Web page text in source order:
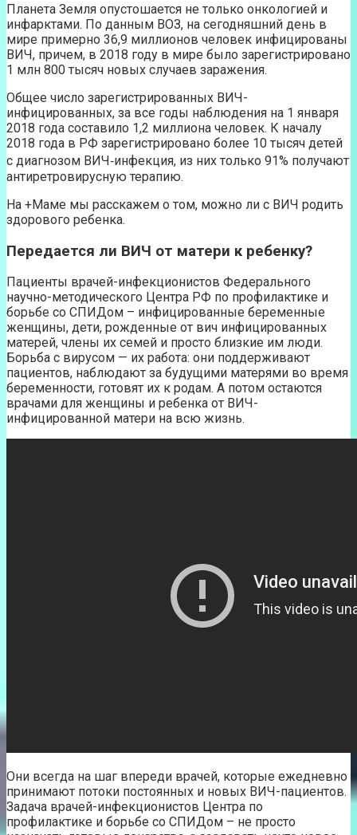
Планета Земля опустошается не только онкологией и
инфарктами. По данным ВОЗ, на сегодняшний день в
мире примерно 36,9 миллионов человек инфицированы
ВИЧ, причем, в 2018 году в мире было зарегистрировано
1 млн 800 тысяч новых случаев заражения.
Общее число зарегистрированных ВИЧ-
инфицированных, за все годы наблюдения на 1 января
2018 года составило 1,2 миллиона человек. К началу
2018 года в РФ зарегистрировано более 10 тысяч детей
с диагнозом ВИЧ‐инфекция, из них только 91% получают
антиретровирусную терапию.
На +Маме мы расскажем о том, можно ли с ВИЧ родить
здорового ребенка.
Передается ли ВИЧ от матери к ребенку?
Пациенты врачей-инфекционистов Федерального
научно-методического Центра РФ по профилактике и
борьбе со СПИДом – инфицированные беременные
женщины, дети, рожденные от вич инфицированных
матерей, члены их семей и просто близкие им люди.
Борьба с вирусом — их работа: они поддерживают
пациентов, наблюдают за будущими матерями во время
беременности, готовят их к родам. А потом остаются
врачами для женщины и ребенка от ВИЧ-
инфицированной матери на всю жизнь.
Они всегда на шаг впереди врачей, которые ежедневно
принимают потоки постоянных и новых ВИЧ-пациентов.
Задача врачей-инфекционистов Центра по
профилактике и борьбе со СПИДом – не просто